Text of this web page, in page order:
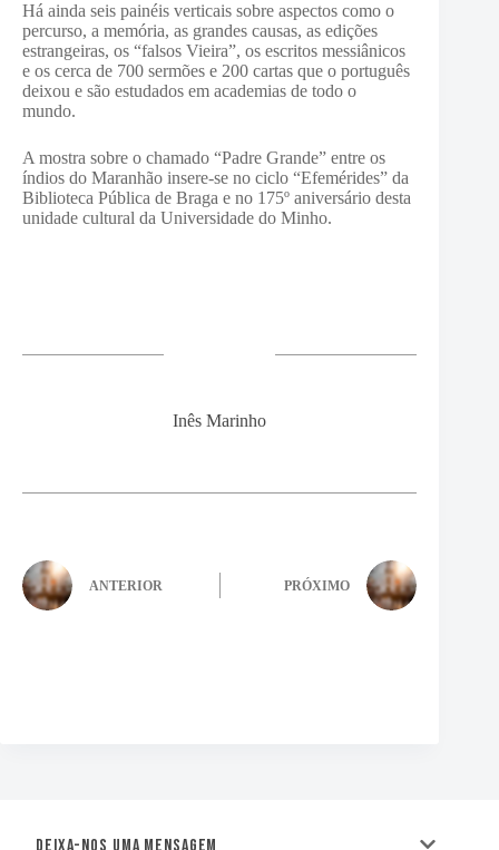
Há ainda seis painéis verticais sobre aspectos como o
percurso, a memória, as grandes causas, as edições
estrangeiras, os “falsos Vieira”, os escritos messiânicos
e os cerca de 700 sermões e 200 cartas que o português
deixou e são estudados em academias de todo o
mundo.
A mostra sobre o chamado “Padre Grande” entre os
índios do Maranhão insere-se no ciclo “Efemérides” da
Biblioteca Pública de Braga e no 175º aniversário desta
unidade cultural da Universidade do Minho.
Inês Marinho
ANTERIOR PRÓXIMO